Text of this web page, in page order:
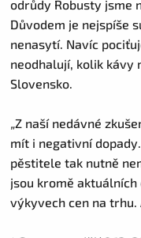
odrůdy Robusty jsme
Důvodem je nejspíše
nenasytí. Navíc
neodhalují, kolik kávy
Slovensko.
„Z naší nedávné
mít i negativní
pěstitele tak nutně
jsou kromě
výkyvech cen na